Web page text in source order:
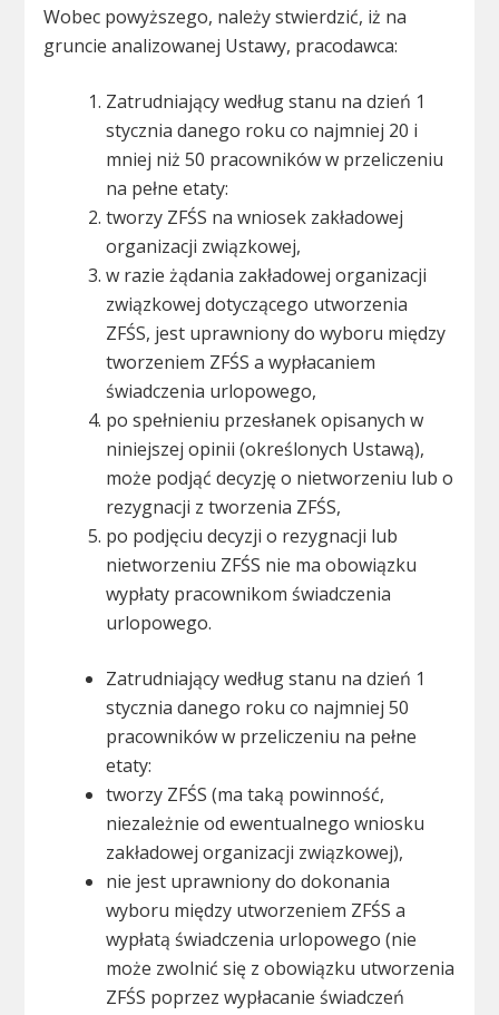
Wobec powyższego, należy stwierdzić, iż na
gruncie analizowanej Ustawy, pracodawca:
Zatrudniający według stanu na dzień 1
stycznia danego roku co najmniej 20 i
mniej niż 50 pracowników w przeliczeniu
na pełne etaty:
tworzy ZFŚS na wniosek zakładowej
organizacji związkowej,
w razie żądania zakładowej organizacji
związkowej dotyczącego utworzenia
ZFŚS, jest uprawniony do wyboru między
tworzeniem ZFŚS a wypłacaniem
świadczenia urlopowego,
po spełnieniu przesłanek opisanych w
niniejszej opinii (określonych Ustawą),
może podjąć decyzję o nietworzeniu lub o
rezygnacji z tworzenia ZFŚS,
po podjęciu decyzji o rezygnacji lub
nietworzeniu ZFŚS nie ma obowiązku
wypłaty pracownikom świadczenia
urlopowego.
Zatrudniający według stanu na dzień 1
stycznia danego roku co najmniej 50
pracowników w przeliczeniu na pełne
etaty:
tworzy ZFŚS (ma taką powinność,
niezależnie od ewentualnego wniosku
zakładowej organizacji związkowej),
nie jest uprawniony do dokonania
wyboru między utworzeniem ZFŚS a
wypłatą świadczenia urlopowego (nie
może zwolnić się z obowiązku utworzenia
ZFŚS poprzez wypłacanie świadczeń